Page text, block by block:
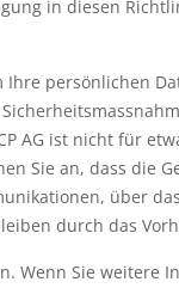
in diesen
persönlichen
AG ist nicht für
Sie an, dass die
über
durch das
Sie weitere